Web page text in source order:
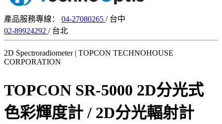
產品服務專線： 04-27080265 / 台中
02-89924292 / 台北
2D Spectroradiometer | TOPCON TECHNOHOUSE
CORPORATION
TOPCON SR-5000 2D分光式
色彩輝度計 / 2D分光輻射計